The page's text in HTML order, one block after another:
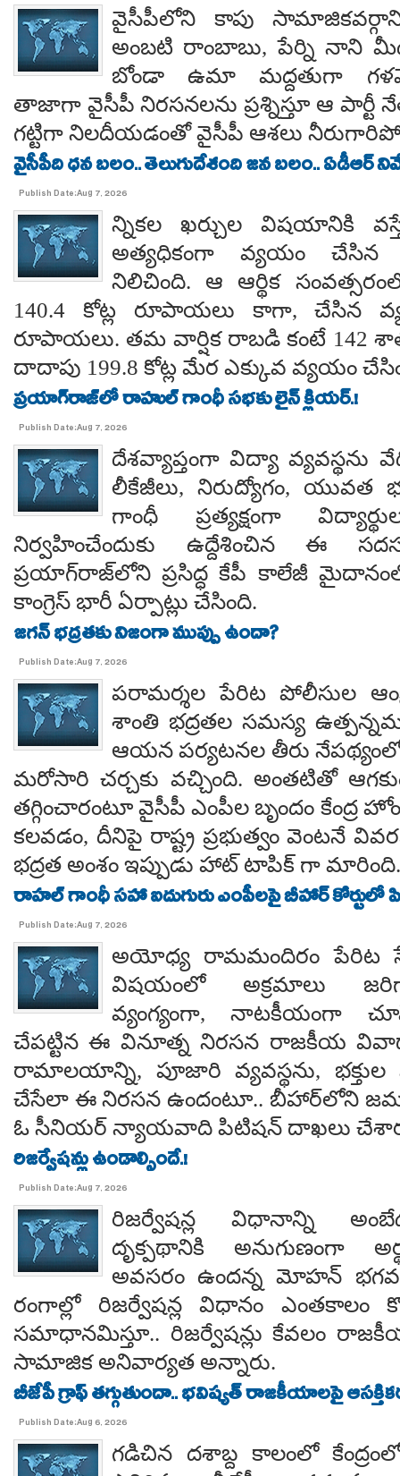
వైసీపీలోని కాపు
అంబటి రాంబాబు, పేర్ని నాని
బోండా ఉమా మద్దతుగా
తాజాగా వైసీపీ నిరసనలను ప్రశ్నిస్తూ ఆ
గట్టిగా నిలదీయడంతో వైసీపీ ఆశలు
వైసీపీది ధన బలం.. తెలుగుదేశంది జన బలం.. ఏడీఆర్
Publish Date:Aug 7, 2026
న్నికల ఖర్చుల విషయానికి
అత్యధికంగా వ్యయం చేసిన
నిలిచింది. ఆ ఆర్థిక
140.4 కోట్ల రూపాయలు కాగా, చేసిన
రూపాయలు. తమ వార్షిక రాబడి కంటే 142
దాదాపు 199.8 కోట్ల మేర ఎక్కువ వ్యయం
ప్రయాగ్‌రాజ్‌లో రాహుల్ గాంధీ సభకు లైన్ క్లియర్.!
Publish Date:Aug 7, 2026
దేశవ్యాప్తంగా విద్యా వ్యవస్థను
లీకేజీలు, నిరుద్యోగం, యువత
గాంధీ ప్రత్యక్షంగా
నిర్వహించేందుకు ఉద్దేశించిన ఈ
ప్రయాగ్‌రాజ్‌లోని ప్రసిద్ధ కేపీ కాలేజీ మైదానంలో
కాంగ్రెస్ భారీ ఏర్పాట్లు చేసింది.
జగన్ భద్రతకు నిజంగా ముప్పు ఉందా?
Publish Date:Aug 7, 2026
పరామర్శల పేరిట పోలీసుల
శాంతి భద్రతల సమస్య
ఆయన పర్యటనల తీరు నేపథ్యంలో
మరోసారి చర్చకు వచ్చింది. అంతటితో
తగ్గించారంటూ వైసీపీ ఎంపీల బృందం కేంద్ర
కలవడం, దీనిపై రాష్ట్ర ప్రభుత్వం వెంటనే
భద్రత అంశం ఇప్పుడు హాట్ టాపిక్ గా మారింది.
రాహల్ గాంధీ సహా ఐదుగురు ఎంపీలపై బీహార్ కోర్టులో
Publish Date:Aug 7, 2026
అయోధ్య రామమందిరం పేరిట
విషయంలో అక్రమాలు
వ్యంగ్యంగా, నాటకీయంగా
చేపట్టిన ఈ వినూత్న నిరసన రాజకీయ
రామాలయాన్ని, పూజారి వ్యవస్థను,
చేసేలా ఈ నిరసన ఉందంటూ.. బీహార్‌లోని
ఓ సీనియర్ న్యాయవాది పిటిషన్ దాఖలు
రిజర్వేషన్లు ఉండాల్సిందే.!
Publish Date:Aug 7, 2026
రిజర్వేషన్ల విధానాన్ని
దృక్పథానికి అనుగుణంగా
అవసరం ఉందన్న మోహన్
రంగాల్లో రిజర్వేషన్ల విధానం ఎంతకాలం
సమాధానమిస్తూ.. రిజర్వేషన్లు కేవలం
సామాజిక అనివార్యత అన్నారు.
బీజేపీ గ్రాఫ్ తగ్గుతుందా.. భవిష్యత్ రాజకీయాలపై
Publish Date:Aug 6, 2026
గడిచిన దశాబ్ద కాలంలో